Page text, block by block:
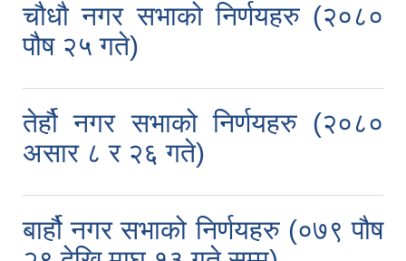
चौधौ नगर सभाको निर्णयहरु (२०८०
पौष २५ गते)
तेर्हौ नगर सभाको निर्णयहरु (२०८०
असार ८ र २६ गते)
बार्हौ नगर सभाको निर्णयहरु (०७९ पौष